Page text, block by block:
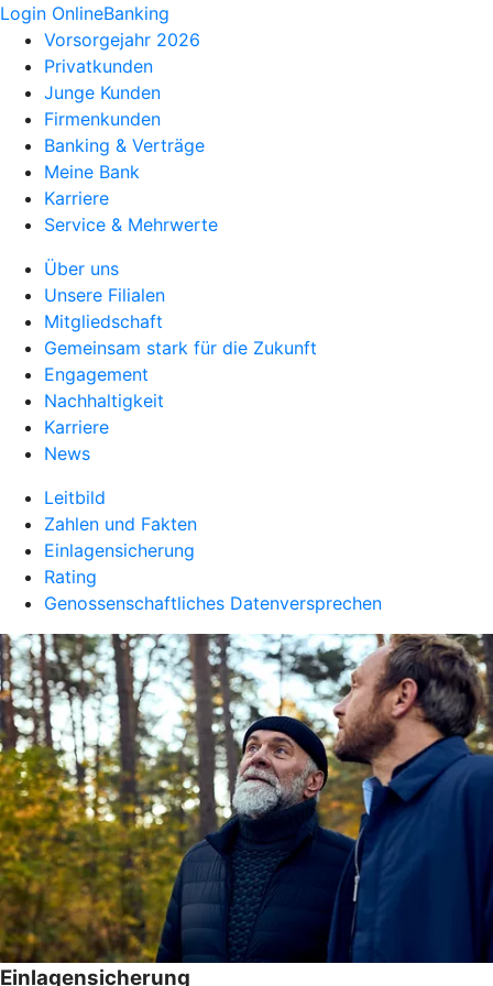
Login OnlineBanking
Vorsorgejahr 2026
Privatkunden
Junge Kunden
Firmenkunden
Banking & Verträge
Meine Bank
Karriere
Service & Mehrwerte
Über uns
Unsere Filialen
Mitgliedschaft
Gemeinsam stark für die Zukunft
Engagement
Nachhaltigkeit
Karriere
News
Leitbild
Zahlen und Fakten
Einlagensicherung
Rating
Genossenschaftliches Datenversprechen
Einlagensicherung